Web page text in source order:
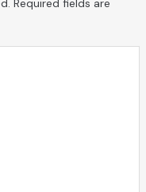
Required fields are